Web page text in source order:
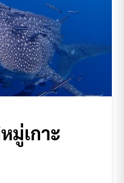
มู่เกาะ